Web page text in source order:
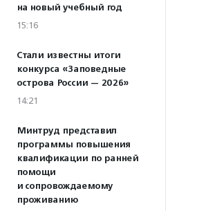
на новый учебный год
15:16
Стали известны итоги
конкурса «Заповедные
острова России — 2026»
14:21
Минтруд представил
программы повышения
квалификации по ранней
помощи
и сопровождаемому
проживанию